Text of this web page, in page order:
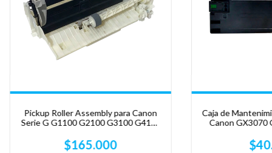
Pickup Roller Assembly para Canon
Serie G G1100 G2100 G3100 G4100
$165.000
Caja de
Canon GX3070